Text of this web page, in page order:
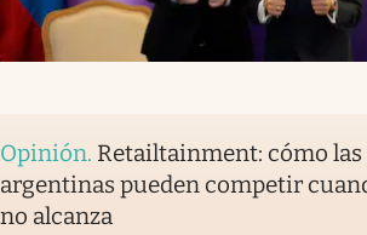
Opinión. Retailtainment: cómo las
argentinas pueden competir
no alcanza